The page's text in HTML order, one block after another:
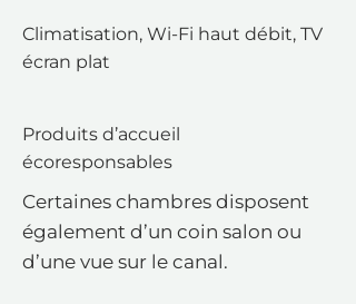
Climatisation, Wi-Fi haut débit, TV
écran plat
Produits d’accueil
écoresponsables
Certaines chambres disposent
également d’un coin salon ou
d’une vue sur le canal.